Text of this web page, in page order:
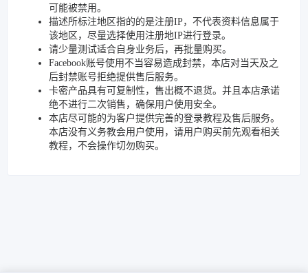
可能被禁用。
描述所标注地区指的的是注册IP，不代表资料信息属于
该地区，尽量选择使用注册地IP进行登录。
请少量测试适合自身业务后，再批量购买。
Facebook账号使用不当容易造成封禁，本店对当天及之
后封禁账号拒绝提供售后服务。
卡密产品具有可复制性，售出概不退货。并且本店承诺
绝不进行二次销售，确保用户使用安全。
本店尽可能的为客户提供完善的登录教程及售后服务。
本店没有义务教会用户使用，请用户购买前先观看相关
教程，不会操作切勿购买。